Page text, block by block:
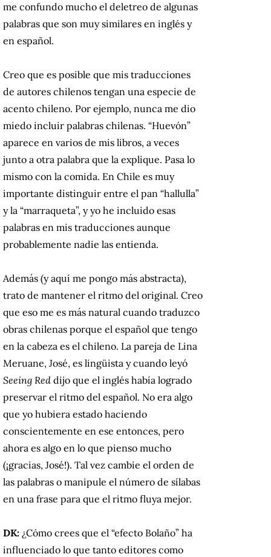
me confundo mucho el deletreo de algunas
palabras que son muy similares en inglés y
en español.
Creo que es posible que mis traducciones
de autores chilenos tengan una especie de
acento chileno. Por ejemplo, nunca me dio
miedo incluir palabras chilenas. “Huevón”
aparece en varios de mis libros, a veces
junto a otra palabra que la explique. Pasa lo
mismo con la comida. En Chile es muy
importante distinguir entre el pan “hallulla”
y la “marraqueta”, y yo he incluido esas
palabras en mis traducciones aunque
probablemente nadie las entienda.
Además (y aquí me pongo más abstracta),
trato de mantener el ritmo del original. Creo
que eso me es más natural cuando traduzco
obras chilenas porque el español que tengo
en la cabeza es el chileno. La pareja de Lina
Meruane, José, es lingüista y cuando leyó
Seeing Red dijo que el inglés había logrado
preservar el ritmo del español. No era algo
que yo hubiera estado haciendo
conscientemente en ese entonces, pero
ahora es algo en lo que pienso mucho
(¡gracias, José!). Tal vez cambie el orden de
las palabras o manipule el número de sílabas
en una frase para que el ritmo fluya mejor.
DK: ¿Cómo crees que el “efecto Bolaño” ha
influenciado lo que tanto editores como